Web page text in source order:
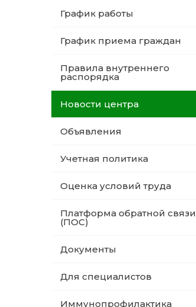
График работы
График приема граждан
Правила внутреннего
распорядка
Новости центра
Объявления
Учетная политика
Оценка условий труда
Платформа обратной связи
(ПОС)
Документы
Для специалистов
Иммунопрофилактика